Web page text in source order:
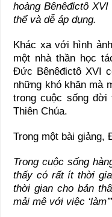
hoàngBênêđictô XVI
thể và dễ áp dụng.
Khác xa với hình
một nhà thần học
Đức Bênêđictô XVI
những khó khăn mà
trong cuộc sống
Thiên Chúa.
Trong một bài giảng,
Trong cuộc sống
thấy có rất ít thời
thời gian cho bản
mải mê với việc ‘làm’